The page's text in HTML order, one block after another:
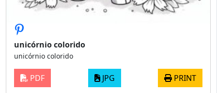
unicórnio colorido
unicórnio colorido
PDF JPG PRINT